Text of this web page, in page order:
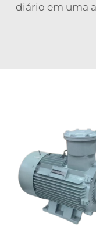
diário em uma